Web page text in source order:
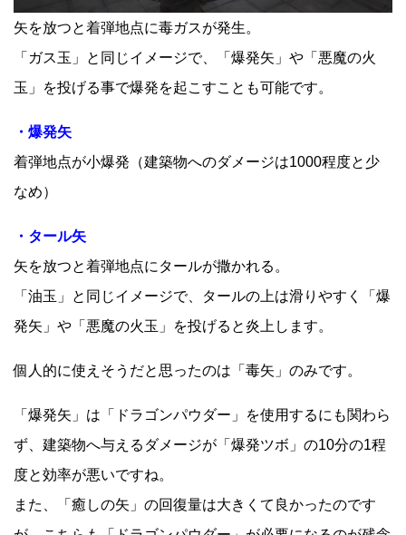
矢を放つと着弾地点に毒ガスが発生。
「ガス玉」と同じイメージで、「爆発矢」や「悪魔の火
玉」を投げる事で爆発を起こすことも可能です。
・爆発矢
着弾地点が小爆発（建築物へのダメージは1000程度と少
なめ）
・タール矢
矢を放つと着弾地点にタールが撒かれる。
「油玉」と同じイメージで、タールの上は滑りやすく「爆
発矢」や「悪魔の火玉」を投げると炎上します。
個人的に使えそうだと思ったのは「毒矢」のみです。
「爆発矢」は「ドラゴンパウダー」を使用するにも関わら
ず、建築物へ与えるダメージが「爆発ツボ」の10分の1程
度と効率が悪いですね。
また、「癒しの矢」の回復量は大きくて良かったのです